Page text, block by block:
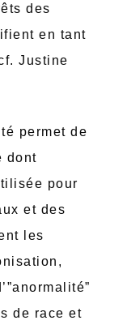
des
en tant
Justine
permet de
dont
pour
et des
les
de race et